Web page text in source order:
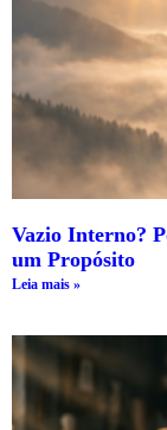
Vazio Interno?
um Propósito
Leia mais »